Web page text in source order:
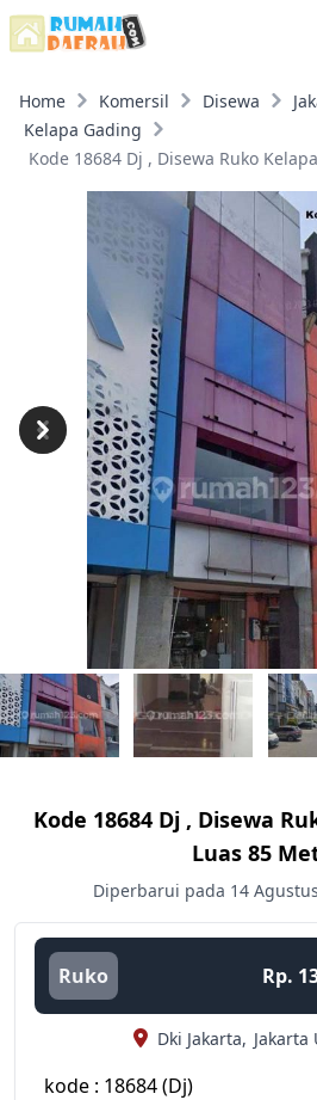
Home Komersil Disewa
Kelapa Gading
Kode 18684 Dj , Disewa Ruko
Previous
Next
Kode 18684 Dj , Disewa
Luas 85
Diperbarui pada 14
Ruko Rp.
Dki Jakarta, Jakarta
kode : 18684 (Dj)